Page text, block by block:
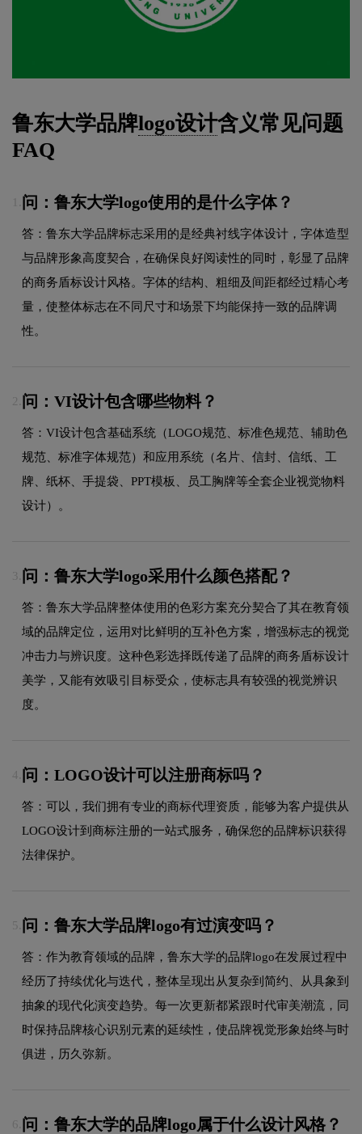
鲁东大学品牌logo设计含义常见问题
FAQ
问：鲁东大学logo使用的是什么字体？
答：鲁东大学品牌标志采用的是经典衬线字体设计，字体造型
与品牌形象高度契合，在确保良好阅读性的同时，彰显了品牌
的商务盾标设计风格。字体的结构、粗细及间距都经过精心考
量，使整体标志在不同尺寸和场景下均能保持一致的品牌调
性。
2. 问：VI设计包含哪些物料？
答：VI设计包含基础系统（LOGO规范、标准色规范、辅助色
规范、标准字体规范）和应用系统（名片、信封、信纸、工
牌、纸杯、手提袋、PPT模板、员工胸牌等全套企业视觉物料
设计）。
3. 问：鲁东大学logo采用什么颜色搭配？
答：鲁东大学品牌整体使用的色彩方案充分契合了其在教育领
域的品牌定位，运用对比鲜明的互补色方案，增强标志的视觉
冲击力与辨识度。这种色彩选择既传递了品牌的商务盾标设计
美学，又能有效吸引目标受众，使标志具有较强的视觉辨识
度。
4. 问：LOGO设计可以注册商标吗？
答：可以，我们拥有专业的商标代理资质，能够为客户提供从
LOGO设计到商标注册的一站式服务，确保您的品牌标识获得
法律保护。
5. 问：鲁东大学品牌logo有过演变吗？
答：作为教育领域的品牌，鲁东大学的品牌logo在发展过程中
经历了持续优化与迭代，整体呈现出从复杂到简约、从具象到
抽象的现代化演变趋势。每一次更新都紧跟时代审美潮流，同
时保持品牌核心识别元素的延续性，使品牌视觉形象始终与时
俱进，历久弥新。
6. 问：鲁东大学的品牌logo属于什么设计风格？